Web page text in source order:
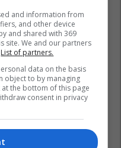
Urim Çela
and information from
and other device
and shared with 369
site. We and our partners
List of partners.
data on the basis
object to by managing
the bottom of this page
consent in privacy